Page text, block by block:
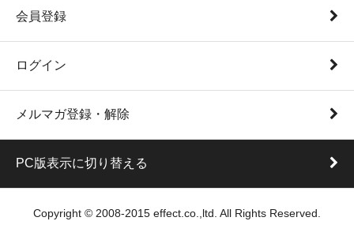
会員登録
ログイン
メルマガ登録・解除
PC版表示に切り替える
Copyright © 2008-2015 effect.co.,ltd. All Rights Reserved.